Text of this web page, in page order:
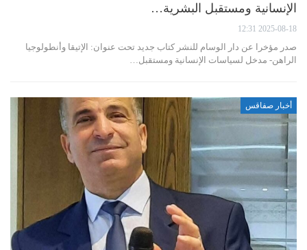
الإنسانية ومستقبل البشرية…
2025-08-18 12:31
صدر مؤخرا عن دار الوسام للنشر كتاب جديد تحت عنوان: الإتيقا وأنطولوجيا
الراهن- مدخل لسياسات الإنسانية ومستقبل…
أخبار صفاقس